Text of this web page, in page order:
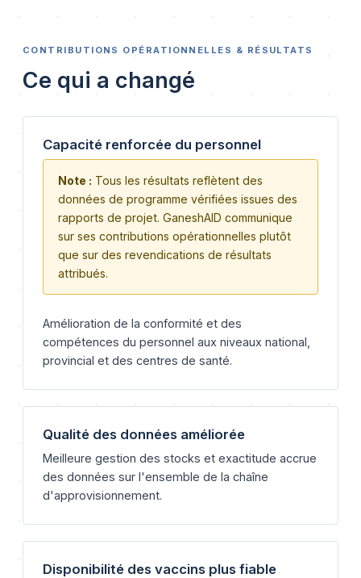
CONTRIBUTIONS OPÉRATIONNELLES & RÉSULTATS
Ce qui a changé
Capacité renforcée du personnel
Note : Tous les résultats reflètent des
données de programme vérifiées issues des
rapports de projet. GaneshAID communique
sur ses contributions opérationnelles plutôt
que sur des revendications de résultats
attribués.
Amélioration de la conformité et des
compétences du personnel aux niveaux national,
provincial et des centres de santé.
Qualité des données améliorée
Meilleure gestion des stocks et exactitude accrue
des données sur l'ensemble de la chaîne
d'approvisionnement.
Disponibilité des vaccins plus fiable